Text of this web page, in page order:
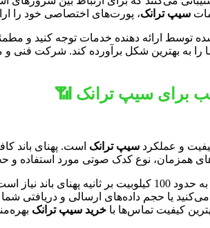
سیپ ترانک، پورت‌های اختصاصی خود را
توسط ارائه دهنده خدمات توجه کنید و
را به بهترین شکل برآورده کند. شرکت فنی
برای سیپ ترانک 📶
و عملکرد سیپ ترانک است. پهنای باند
همزمان، نوع کدک صوتی مورد استفاده و
یا حجم داده‌های ارسالی و دریافتی
کیفیت تماس‌ها با خرید سیپ ترانک